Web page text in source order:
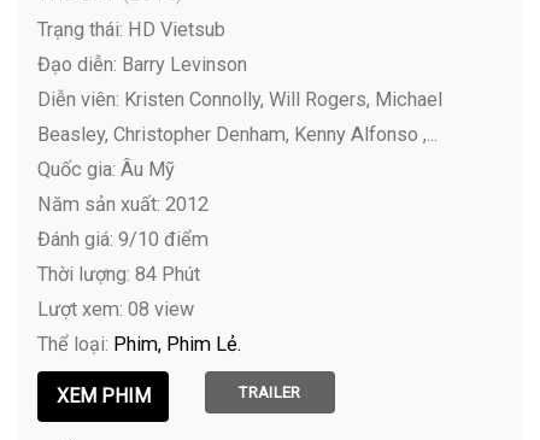
Trạng thái: HD Vietsub
Đạo diễn: Barry Levinson
Diễn viên: Kristen Connolly, Will Rogers, Michael
Beasley, Christopher Denham, Kenny Alfonso ,...
Quốc gia: Âu Mỹ
Năm sản xuất: 2012
Đánh giá: 9/10 điểm
Thời lượng: 84 Phút
Lượt xem: 08 view
Thể loại: Phim Phim Lẻ
TRAILER